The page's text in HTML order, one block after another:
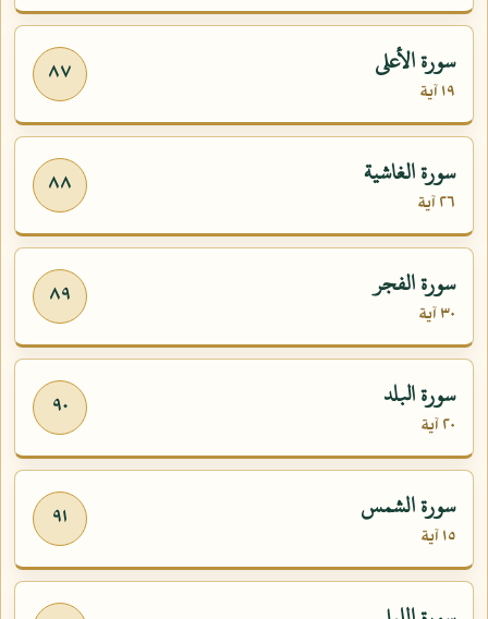
٨٧ سورة الأعلى
١٩ آية
٨٨ سورة الغاشية
٢٦ آية
٨٩ سورة الفجر
٣٠ آية
٩٠ سورة البلد
٢٠ آية
٩١ سورة الشمس
١٥ آية